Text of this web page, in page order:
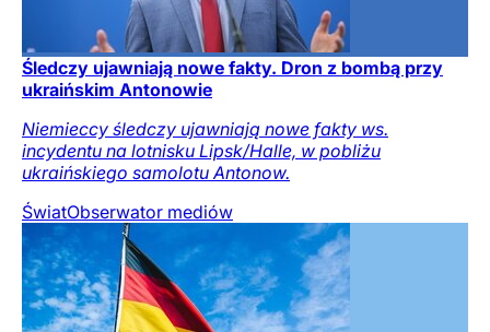
Śledczy ujawniają nowe fakty. Dron z bombą przy
ukraińskim Antonowie
Niemieccy śledczy ujawniają nowe fakty ws.
incydentu na lotnisku Lipsk/Halle, w pobliżu
ukraińskiego samolotu Antonow.
ŚwiatObserwator mediów